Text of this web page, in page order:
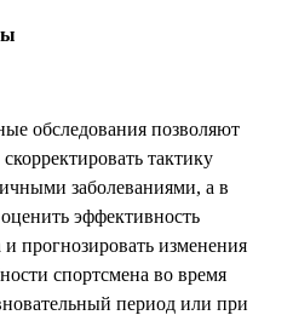
обследования позволяют
тактику
заболеваниями, а в
эффективность
прогнозировать изменения
спортсмена во время
период или при